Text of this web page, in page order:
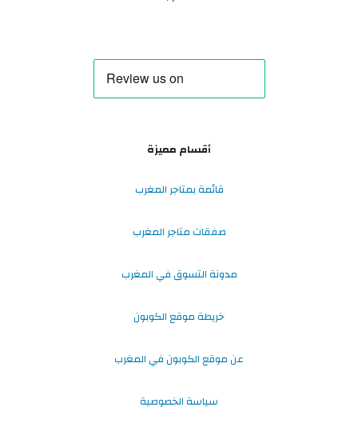
أقسام مميزة
قائمة بمتاجر المغرب
صفقات متاجر المغرب
مدونة التسوق في المغرب
خريطة موقع الكوبون
عن موقع الكوبون في المغرب
سياسة الخصوصية